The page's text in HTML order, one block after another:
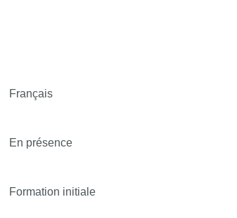
Français
En présence
Formation initiale